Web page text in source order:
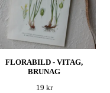
FLORABILD - VITAG,
BRUNAG
19 kr